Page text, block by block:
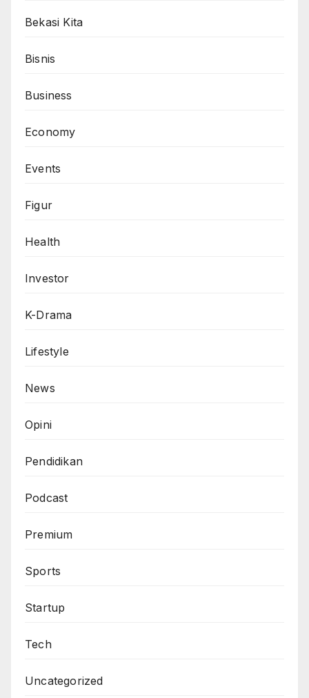
Bekasi Kita
Bisnis
Business
Economy
Events
Figur
Health
Investor
K-Drama
Lifestyle
News
Opini
Pendidikan
Podcast
Premium
Sports
Startup
Tech
Uncategorized